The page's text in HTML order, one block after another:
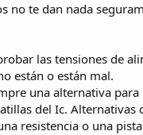
no te dan nada
las tensiones de
están o están mal.
una alternativa
del Ic. Alternativas
resistencia o una